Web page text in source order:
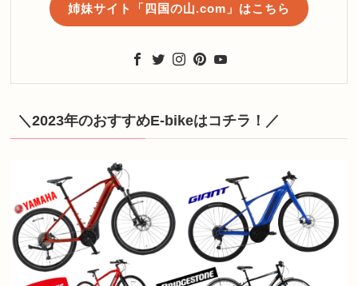
姉妹サイト「四国の山.com」はこちら
＼2023年のおすすめE-bikeはコチラ！／